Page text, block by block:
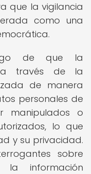
que la vigilancia
como una
de que la
a través de la
de manera
personales de
manipulados o
lo que
y su privacidad.
sobre
información